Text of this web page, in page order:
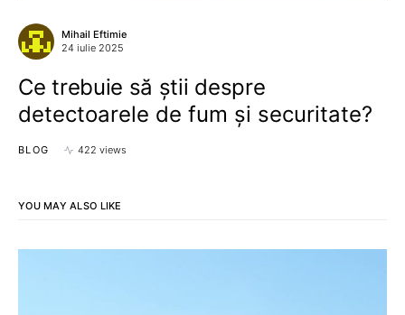
Mihail Eftimie
24 iulie 2025
Ce trebuie să știi despre
detectoarele de fum și securitate?
BLOG 422 views
YOU MAY ALSO LIKE